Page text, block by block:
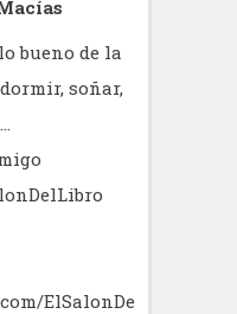
bueno de la
soñar,
ElSalonDe